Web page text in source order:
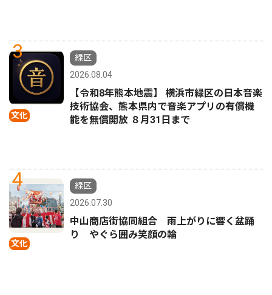
3
文化
緑区
2026.08.04
【令和8年熊本地震】 横浜市緑区の日本音楽
技術協会、熊本県内で音楽アプリの有償機
能を無償開放 ８月31日まで
4
文化
緑区
2026.07.30
中山商店街協同組合 雨上がりに響く盆踊
り やぐら囲み笑顔の輪